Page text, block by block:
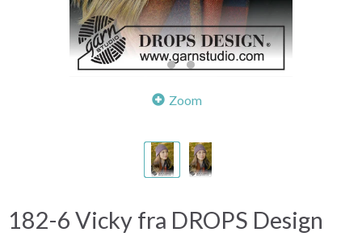
Zoom
182-6 Vicky fra DROPS Design